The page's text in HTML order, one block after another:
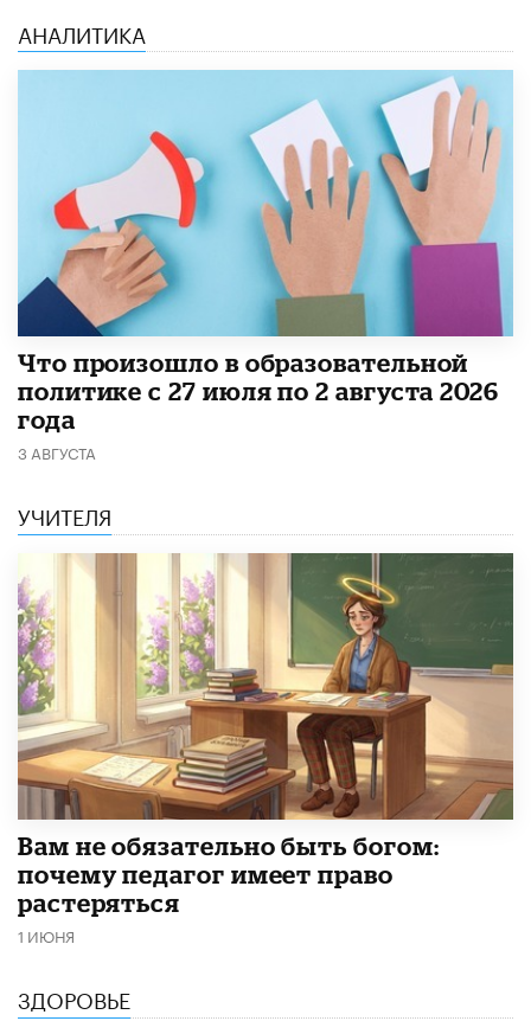
АНАЛИТИКА
​Что произошло в образовательной
политике с 27 июля по 2 августа 2026
года
3 АВГУСТА
УЧИТЕЛЯ
​Вам не обязательно быть богом:
почему педагог имеет право
растеряться
1 ИЮНЯ
ЗДОРОВЬЕ